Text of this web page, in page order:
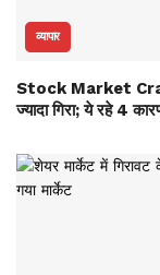
व्यापार
Stock Market
ज्यादा गिरा; ये रहे 4